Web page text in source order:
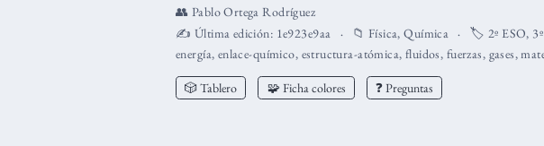
👥 Pablo Ortega Rodríguez
✍️ Última edición: 1e923e9aa 📁 Física,Química 🏷️ 2º ESO,
energía, enlace-químico, estructura-atómica, fluidos, fuerzas, gases,
🎲 Tablero 🧩 Ficha colores ❓ Preguntas